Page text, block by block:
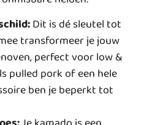
Dit is dé sleutel tot
transformeer je jouw
perfect voor low &
pulled pork of een hele
ben je beperkt tot